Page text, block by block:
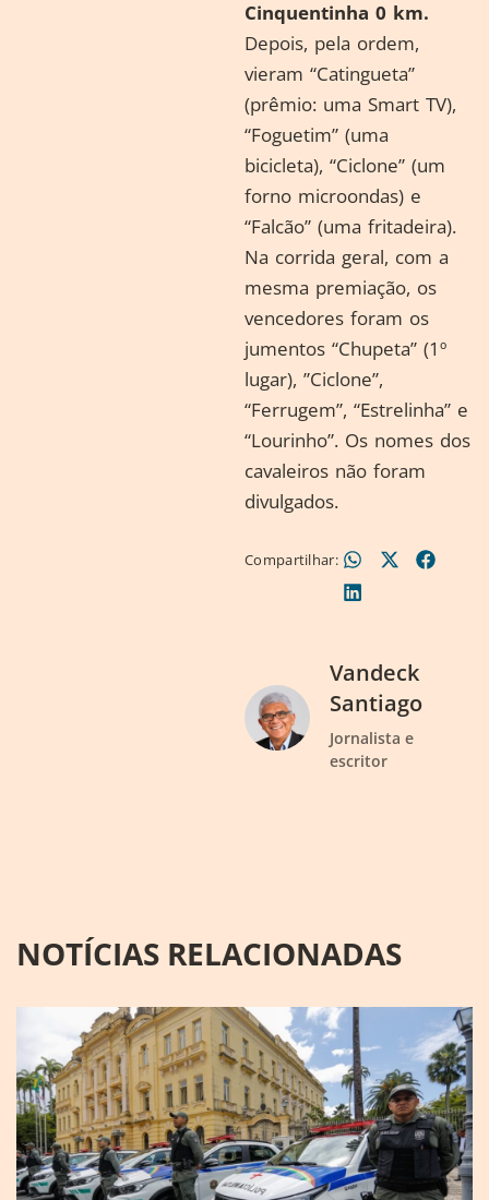
Cinquentinha 0 km.
Depois, pela ordem,
vieram “Catingueta”
(prêmio: uma Smart TV),
“Foguetim” (uma
bicicleta), “Ciclone” (um
forno microondas) e
“Falcão” (uma fritadeira).
Na corrida geral, com a
mesma premiação, os
vencedores foram os
jumentos “Chupeta” (1º
lugar), ”Ciclone”,
“Ferrugem”, “Estrelinha” e
“Lourinho”. Os nomes dos
cavaleiros não foram
divulgados.
Compartilhar:
Vandeck
Santiago
Jornalista e
escritor
NOTÍCIAS RELACIONADAS